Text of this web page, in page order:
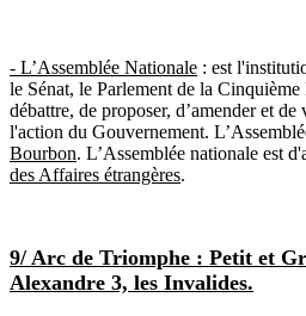
- L’Assemblée Nationale : est
le Sénat, le Parlement de la
débattre, de proposer, d’amender et
l'action du Gouvernement.
Bourbon. L’Assemblée nationale est
des Affaires étrangères.
9/ Arc de Triomphe : Petit et
Alexandre 3, les Invalides.